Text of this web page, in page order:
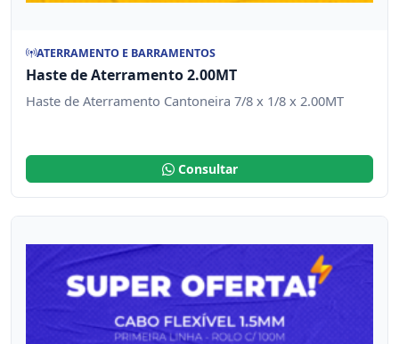
ATERRAMENTO E BARRAMENTOS
Haste de Aterramento 2.00MT
Haste de Aterramento Cantoneira 7/8 x 1/8 x 2.00MT
Consultar